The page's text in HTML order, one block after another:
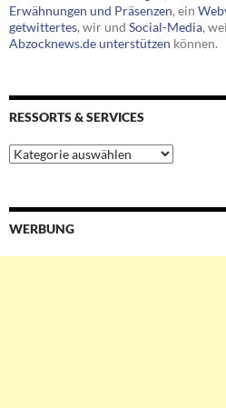
Erwähnungen und Präsenzen, ein
getwittertes, wir und Social-Media,
Abzocknews.de unterstützen können.
RESSORTS & SERVICES
Ressorts
&
WERBUNG